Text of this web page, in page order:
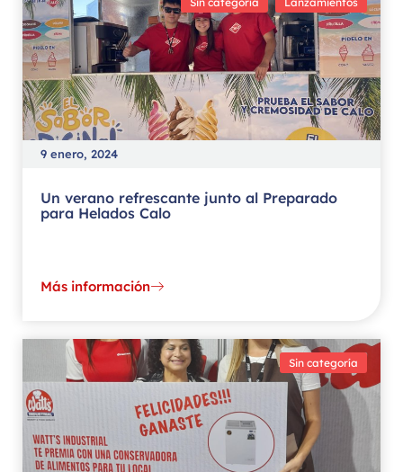
9 enero, 2024
Un verano refrescante junto al Preparado
para Helados Calo
Más información
Sin categoría